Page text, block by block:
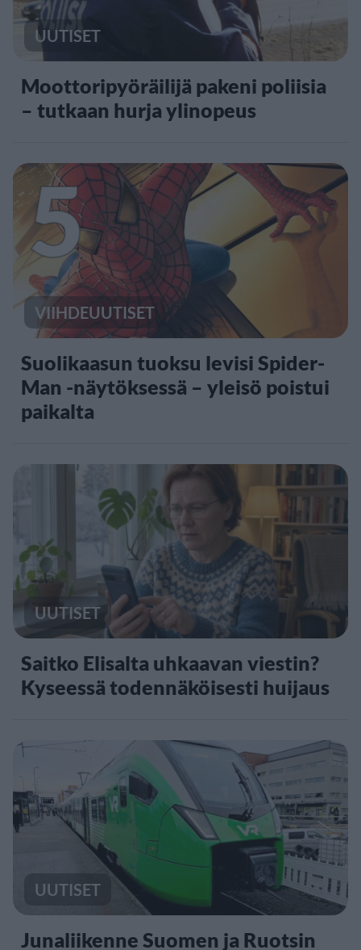
UUTISET
Moottoripyöräilijä pakeni poliisia
– tutkaan hurja ylinopeus
5
VIIHDEUUTISET
Suolikaasun tuoksu levisi Spider-
Man -näytöksessä – yleisö poistui
paikalta
UUTISET
Saitko Elisalta uhkaavan viestin?
Kyseessä todennäköisesti huijaus
UUTISET
Junaliikenne Suomen ja Ruotsin